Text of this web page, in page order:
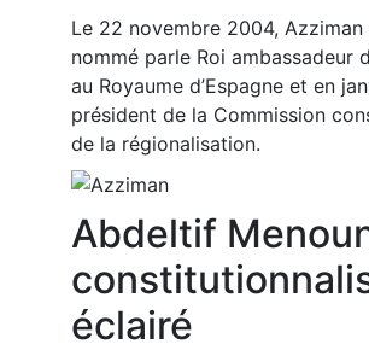
Le 22 novembre 2004, Azziman
nommé parle Roi ambassadeur
au Royaume d’Espagne et en
président de la Commission
de la régionalisation.
Abdeltif
éclairé